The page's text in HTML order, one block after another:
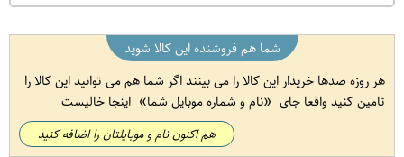
شما هم فروشنده این کالا شوید
هر روزه صدها خریدار این کالا را می بینند اگر شما هم می توانید این کالا را
تامین کنید واقعا جای
نام و شماره موبایل شما اینجا خالیست
هم اکنون نام و موبایلتان را اضافه کنید